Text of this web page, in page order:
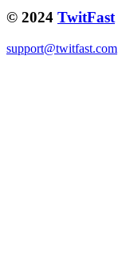
© 2024 TwitFast
support@twitfast.com